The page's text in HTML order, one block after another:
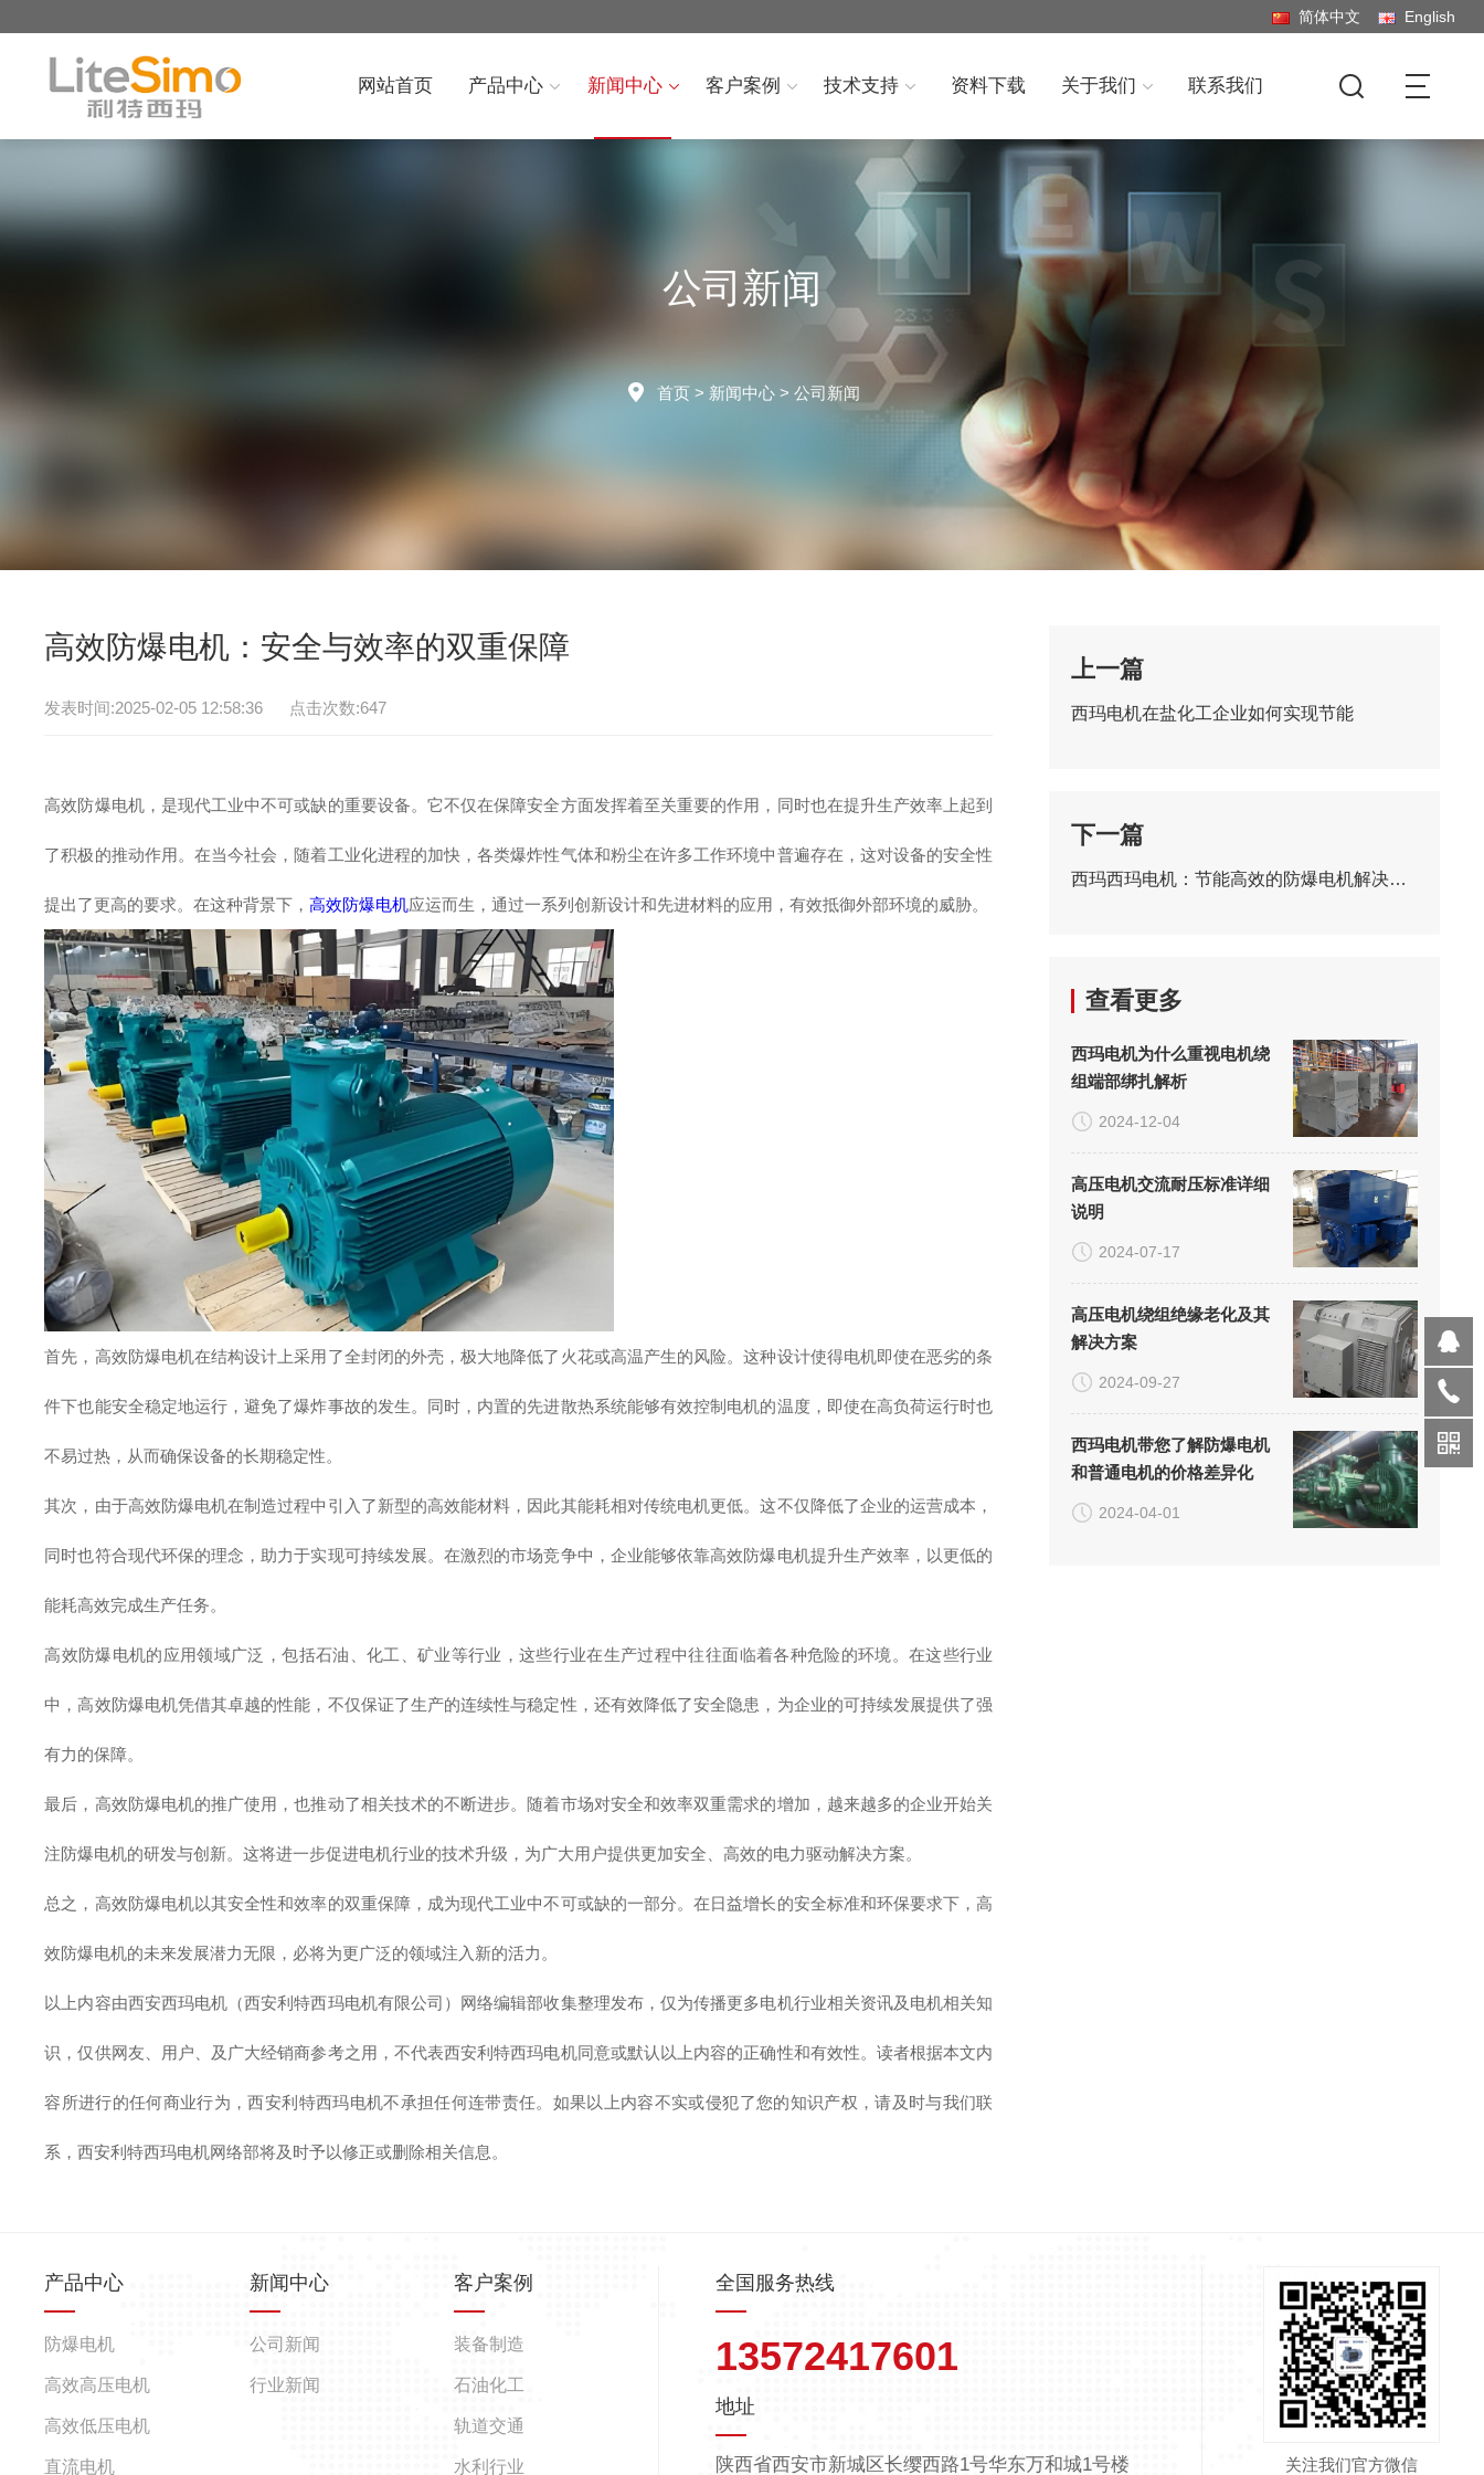
简体中文 English
网站首页 产品中心 新闻中心 客户案例 技术支持 资料下载 关于我们 联系我们
公司新闻
首页> 新闻中心> 公司新闻
高效防爆电机：安全与效率的双重保障
发表时间:2025-02-05 12:58:36 点击次数:647
高效防爆电机，是现代工业中不可或缺的重要设备。它不仅在保障安全方面发挥着至关重要的作用，同时也在提升生产效率上起到
了积极的推动作用。在当今社会，随着工业化进程的加快，各类爆炸性气体和粉尘在许多工作环境中普遍存在，这对设备的安全性
提出了更高的要求。在这种背景下，高效防爆电机应运而生，通过一系列创新设计和先进材料的应用，有效抵御外部环境的威胁。
首先，高效防爆电机在结构设计上采用了全封闭的外壳，极大地降低了火花或高温产生的风险。这种设计使得电机即使在恶劣的条
件下也能安全稳定地运行，避免了爆炸事故的发生。同时，内置的先进散热系统能够有效控制电机的温度，即使在高负荷运行时也
不易过热，从而确保设备的长期稳定性。
其次，由于高效防爆电机在制造过程中引入了新型的高效能材料，因此其能耗相对传统电机更低。这不仅降低了企业的运营成本，
同时也符合现代环保的理念，助力于实现可持续发展。在激烈的市场竞争中，企业能够依靠高效防爆电机提升生产效率，以更低的
能耗高效完成生产任务。
高效防爆电机的应用领域广泛，包括石油、化工、矿业等行业，这些行业在生产过程中往往面临着各种危险的环境。在这些行业
中，高效防爆电机凭借其卓越的性能，不仅保证了生产的连续性与稳定性，还有效降低了安全隐患，为企业的可持续发展提供了强
有力的保障。
最后，高效防爆电机的推广使用，也推动了相关技术的不断进步。随着市场对安全和效率双重需求的增加，越来越多的企业开始关
注防爆电机的研发与创新。这将进一步促进电机行业的技术升级，为广大用户提供更加安全、高效的电力驱动解决方案。
总之，高效防爆电机以其安全性和效率的双重保障，成为现代工业中不可或缺的一部分。在日益增长的安全标准和环保要求下，高
效防爆电机的未来发展潜力无限，必将为更广泛的领域注入新的活力。
以上内容由西安西玛电机（西安利特西玛电机有限公司）网络编辑部收集整理发布，仅为传播更多电机行业相关资讯及电机相关知
识，仅供网友、用户、及广大经销商参考之用，不代表西安利特西玛电机同意或默认以上内容的正确性和有效性。读者根据本文内
容所进行的任何商业行为，西安利特西玛电机不承担任何连带责任。如果以上内容不实或侵犯了您的知识产权，请及时与我们联
系，西安利特西玛电机网络部将及时予以修正或删除相关信息。
上一篇
西玛电机在盐化工企业如何实现节能
下一篇
西玛西玛电机：节能高效的防爆电机解决方案
查看更多
西玛电机为什么重视电机绕
组端部绑扎解析
2024-12-04
高压电机交流耐压标准详细
说明
2024-07-17
高压电机绕组绝缘老化及其
解决方案
2024-09-27
西玛电机带您了解防爆电机
和普通电机的价格差异化
2024-04-01
产品中心
防爆电机
高效高压电机
高效低压电机
直流电机
新闻中心
公司新闻
行业新闻
客户案例
装备制造
石油化工
轨道交通
水利行业
全国服务热线
13572417601
地址
陕西省西安市新城区长缨西路1号华东万和城1号楼 关注我们官方微信